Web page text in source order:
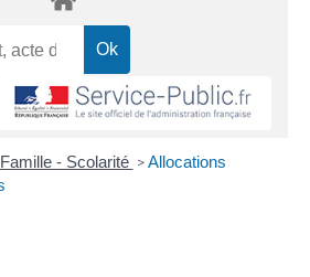
Famille - Scolarité > Allocations